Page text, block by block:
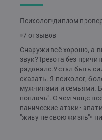
Психолог диплом
7 отзывов
Снаружи всё хорошо, а
звук?Тревога без
радовало.Устал быть
сказать. Я психолог,
мужчинами и семьями.
поплачь". С чем чаще
панические атаки•
"живу не свою жизнь"•